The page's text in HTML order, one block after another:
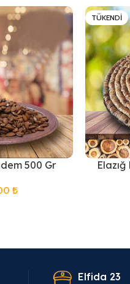
500 Gr
₺
TÜKENDI
Elfida 23